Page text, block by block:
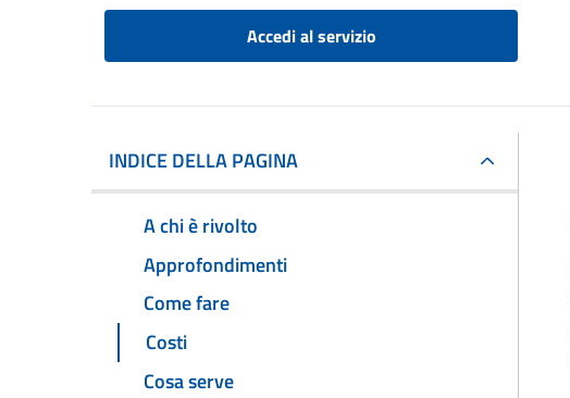
Accedi al servizio
INDICE DELLA PAGINA
A chi è rivolto
Approfondimenti
Come fare
Costi
Cosa serve